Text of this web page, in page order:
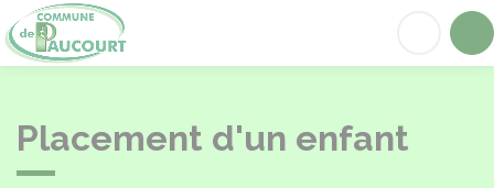
Placement d'un enfant